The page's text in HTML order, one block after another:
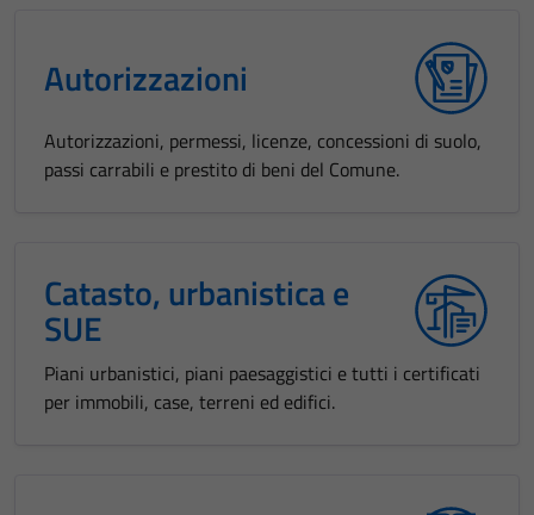
Autorizzazioni
Autorizzazioni, permessi, licenze, concessioni di suolo,
passi carrabili e prestito di beni del Comune.
Catasto, urbanistica e
SUE
Piani urbanistici, piani paesaggistici e tutti i certificati
per immobili, case, terreni ed edifici.